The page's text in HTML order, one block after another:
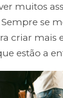
muitos
se
criar mais
estão a